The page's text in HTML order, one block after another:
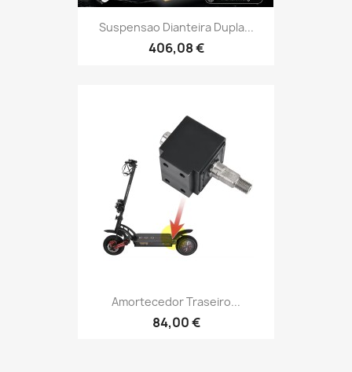
Suspensao Dianteira Dupla...
406,08 €
Amortecedor Traseiro...
84,00 €